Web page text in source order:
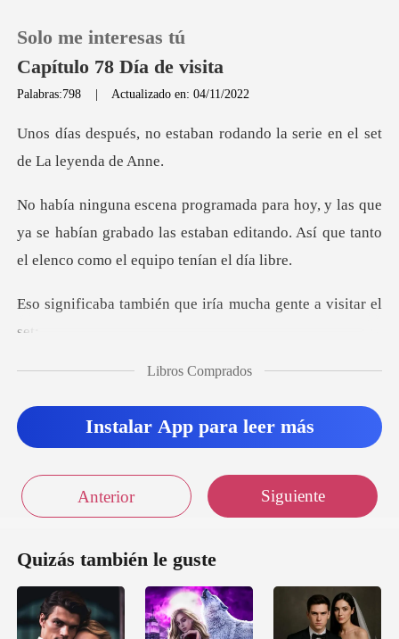
0
Historia
Solo me interesas tú
Capítulo 78 Día de visita
Palabras:798 | Actualizado en: 04/11/2022
ban rodando la serie en el
ue
ya se habían grabado las estaban editando. Así qu
ién que iría mucha g
amigos de losLibros Comprados
Instalar App para leer más
Anterior Siguiente
Quizás también le guste